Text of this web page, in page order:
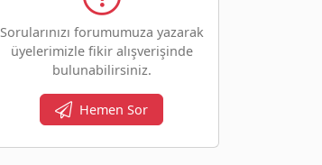
Sorularınızı forumumuza yazarak
üyelerimizle fikir alışverişinde
bulunabilirsiniz.
Hemen Sor